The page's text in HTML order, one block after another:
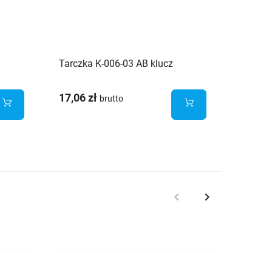
Tarczka K-006-03 AB klucz
17,06 zł brutto
Poprzedni
keyboard_arrow_left Następny
keyboard_arrow_right